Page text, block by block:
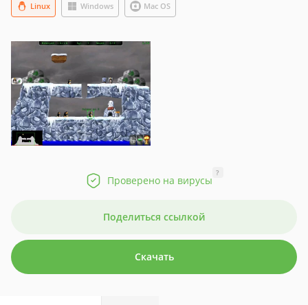
Windows
Linux Mac OS
Проверено на вирусы
?
Поделиться ссылкой
Скачать